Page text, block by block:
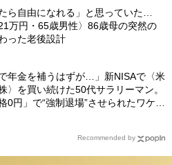
ら自由になれる」と思っていた…
21万円・65歳男性〉86歳母の突然の
った老後設計
で年金を補うはずが…」新NISAで〈米
〉を買い続けた50代サラリーマン。
0円」で“強制退場”させられたワケ
Recommended by